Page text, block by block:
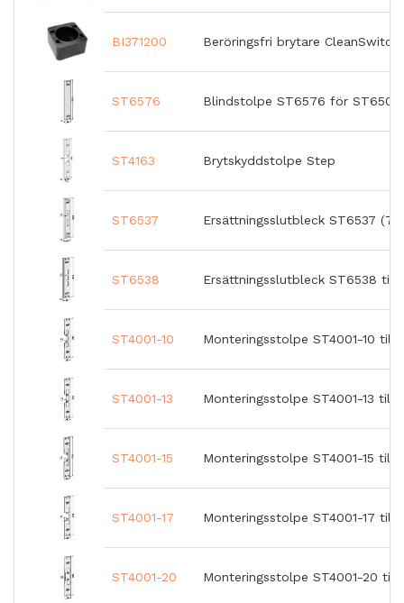
liten justering in i urtaget för dörrkarmens standardslutbleck.
BI371200 Beröringsfri brytare
ST6576 Blindstolpe ST6576 för
ST4163 Brytskyddstolpe Step
ST6537 Ersättningsslutbleck ST6537
ST6538 Ersättningsslutbleck ST6538 till
ST4001-10 Monteringsstolpe ST4001-10 till
ST4001-13 Monteringsstolpe ST4001-13 till
ST4001-15 Monteringsstolpe ST4001-15 till
ST4001-17 Monteringsstolpe ST4001-17 till
ST4001-20 Monteringsstolpe ST4001-20 till